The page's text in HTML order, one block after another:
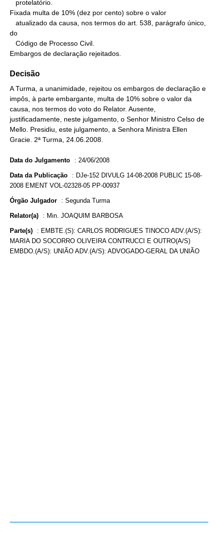
Fixada multa de 10% (dez por cento) sobre o valor
do
Embargos de declaração rejeitados.
Decisão
A Turma, a unanimidade, rejeitou os embargos de declaração e
impôs, à parte embargante, multa de 10% sobre o valor da
causa, nos termos do voto do Relator. Ausente,
justificadamente, neste julgamento, o Senhor Ministro Celso de
Mello. Presidiu, este julgamento, a Senhora Ministra Ellen
Gracie. 2ª Turma, 24.06.2008.
Data do Julgamento : 24/06/2008
Data da Publicação : DJe-152 DIVULG 14-08-2008 PUBLIC 15-08-
2008 EMENT VOL-02328-05 PP-00937
Órgão Julgador : Segunda Turma
Relator(a) : Min. JOAQUIM BARBOSA
Parte(s) : EMBTE.(S): CARLOS RODRIGUES TINOCO ADV.(A/S):
MARIA DO SOCORRO OLIVEIRA CONTRUCCI E OUTRO(A/S)
EMBDO.(A/S): UNIÃO ADV.(A/S): ADVOGADO-GERAL DA UNIÃO